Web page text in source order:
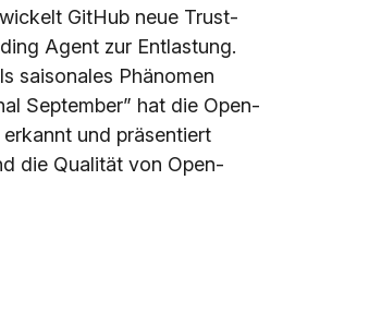
GitHub neue Trust-
Agent zur Entlastung.
saisonales Phänomen
September” hat die Open-
und präsentiert
die Qualität von Open-